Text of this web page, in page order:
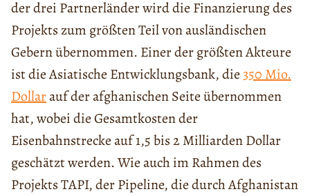
der drei Partnerländer wird die Finanzierung des
Projekts zum größten Teil von ausländischen
Gebern übernommen. Einer der größten Akteure
ist die Asiatische Entwicklungsbank, die350 Mio.
Dollarauf der afghanischen Seite übernommen
hat, wobei die Gesamtkosten der
Eisenbahnstrecke auf 1,5 bis 2 Milliarden Dollar
geschätzt werden. Wie auch im Rahmen des
Projekts TAPI, der Pipeline, die durch Afghanistan